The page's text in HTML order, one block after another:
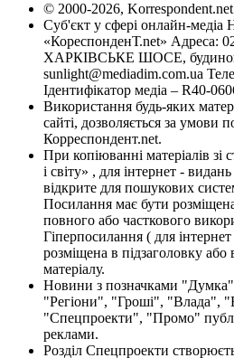
© 2000-2026, Korrespondent.net
Суб'єкт у сфері онлайн-медіа
«КореспонденТ.net» Адреса:
ХАРКІВСЬКЕ ШОСЕ, будинок
sunlight@mediadim.com.ua
Ідентифікатор медіа – R40-
Використання будь-яких
сайті, дозволяється за умови
Корреспондент.net.
При копіюванні матеріалів
і світу» , для інтернет -
відкрите для пошукових
Посилання має бути
повного або часткового
Гіперпосилання ( для
розміщена в підзаголовку або
матеріалу.
Новини з позначками
"Регіони", "Гроші", "Влада",
"Спецпроекти", "Промо"
реклами.
Розділ Спецпроекти